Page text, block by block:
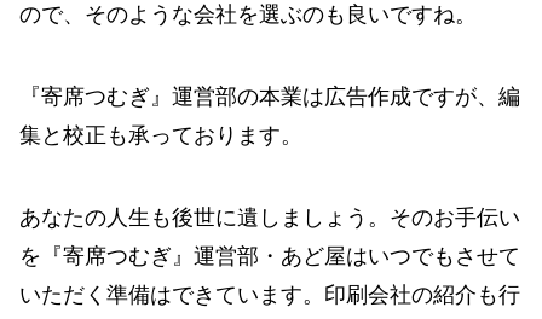
ので、そのような会社を選ぶのも良いですね。
『寄席つむぎ』運営部の本業は広告作成ですが、編
集と校正も承っております。
あなたの人生も後世に遺しましょう。そのお手伝い
を『寄席つむぎ』運営部・あど屋はいつでもさせて
いただく準備はできています。印刷会社の紹介も行